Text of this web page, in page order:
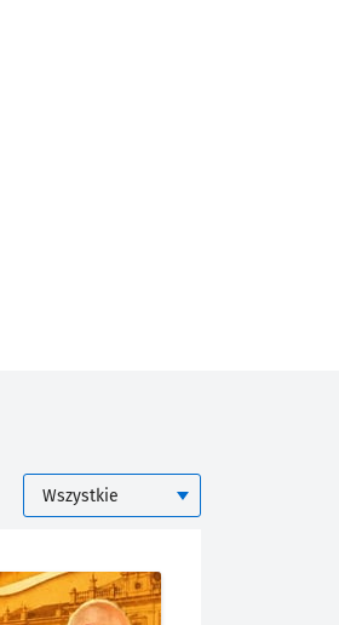
KATEGORIA